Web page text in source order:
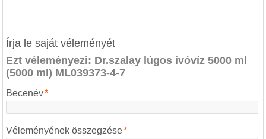
Írja le saját véleményét
Ezt véleményezi: Dr.szalay lúgos ivóvíz 5000 ml
(5000 ml) ML039373-4-7
*
Becenév
*
Véleményének összegzése